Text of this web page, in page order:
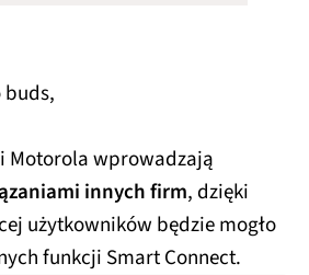
buds,
Motorola wprowadzają
innych firm, dzięki
użytkowników będzie mogło
funkcji Smart Connect.